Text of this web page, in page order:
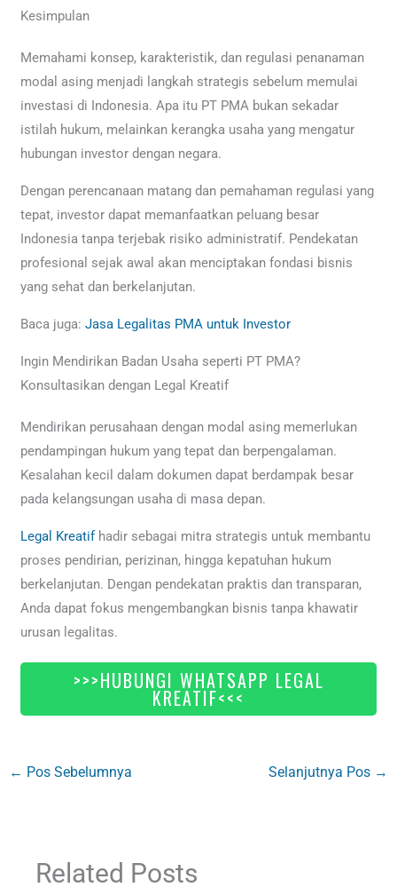
Kesimpulan
Memahami konsep, karakteristik, dan regulasi penanaman
modal asing menjadi langkah strategis sebelum memulai
investasi di Indonesia. Apa itu PT PMA bukan sekadar
istilah hukum, melainkan kerangka usaha yang mengatur
hubungan investor dengan negara.
Dengan perencanaan matang dan pemahaman regulasi yang
tepat, investor dapat memanfaatkan peluang besar
Indonesia tanpa terjebak risiko administratif. Pendekatan
profesional sejak awal akan menciptakan fondasi bisnis
yang sehat dan berkelanjutan.
Baca juga:Jasa Legalitas PMA untuk Investor
Ingin Mendirikan Badan Usaha seperti PT PMA?
Konsultasikan dengan Legal Kreatif
Mendirikan perusahaan dengan modal asing memerlukan
pendampingan hukum yang tepat dan berpengalaman.
Kesalahan kecil dalam dokumen dapat berdampak besar
pada kelangsungan usaha di masa depan.
Legal Kreatifhadir sebagai mitra strategis untuk membantu
proses pendirian, perizinan, hingga kepatuhan hukum
berkelanjutan. Dengan pendekatan praktis dan transparan,
Anda dapat fokus mengembangkan bisnis tanpa khawatir
urusan legalitas.
>>>HUBUNGI WHATSAPP LEGAL
KREATIF<<<
← Pos Sebelumnya Selanjutnya Pos →
Related Posts